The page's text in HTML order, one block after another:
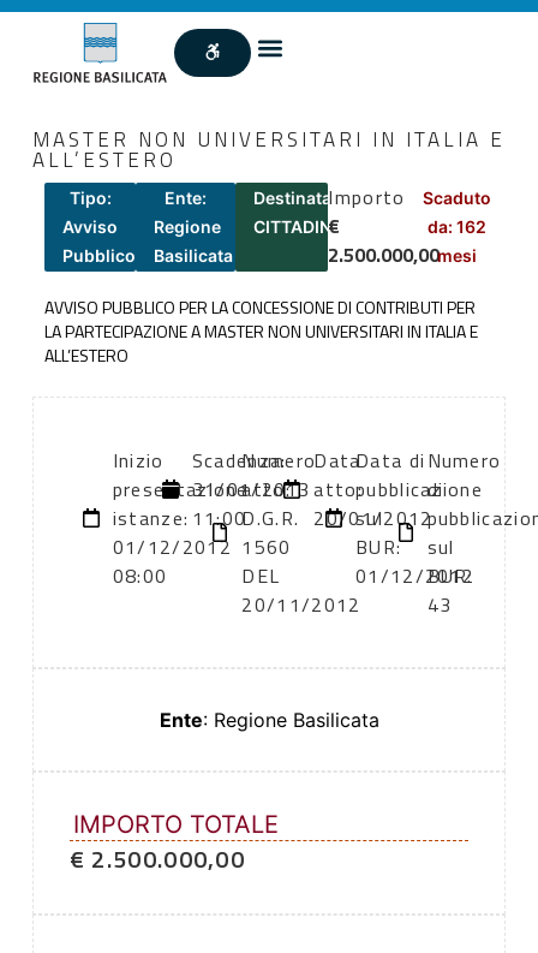
MASTER NON UNIVERSITARI IN ITALIA E
ALL’ESTERO
Tipo:
Avviso
Pubblico
Ente:
Regione
Basilicata
Destinatari:
CITTADINI
Importo
€
2.500.000,00
Scaduto
da: 162
mesi
AVVISO PUBBLICO PER LA CONCESSIONE DI CONTRIBUTI PER
LA PARTECIPAZIONE A MASTER NON UNIVERSITARI IN ITALIA E
ALL’ESTERO
Inizio
presentazione
istanze:
01/12/2012
08:00
Scadenza:
31/01/2013
11:00
Numero
atto:
D.G.R.
1560
DEL
20/11/2012
Data
atto:
20/01/2012
Data di
pubblicazione
sul
BUR:
01/12/2012
Numero
di
sul
BUR:
43
Ente: Regione Basilicata
IMPORTO TOTALE
€ 2.500.000,00